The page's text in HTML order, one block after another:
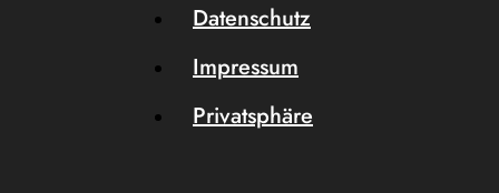
Datenschutz
Impressum
Privatsphäre